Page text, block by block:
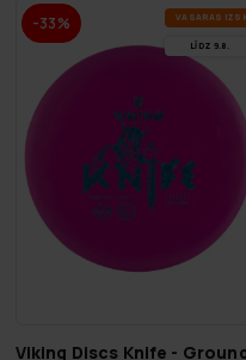
-33% VA­SA­RAS
LĪDZ 9.8.
Viking Discs Knife -